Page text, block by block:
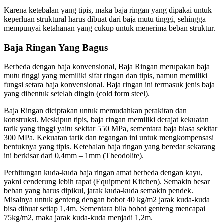
Karena ketebalan yang tipis, maka baja ringan yang dipakai untuk
keperluan struktural harus dibuat dari baja mutu tinggi, sehingga
mempunyai ketahanan yang cukup untuk menerima beban struktur.
Baja Ringan Yang Bagus
Berbeda dengan baja konvensional, Baja Ringan merupakan baja
mutu tinggi yang memiliki sifat ringan dan tipis, namun memiliki
fungsi setara baja konvensional. Baja ringan ini termasuk jenis baja
yang dibentuk setelah dingin (cold form steel).
Baja Ringan diciptakan untuk memudahkan perakitan dan
konstruksi. Meskipun tipis, baja ringan memiliki derajat kekuatan
tarik yang tinggi yaitu sekitar 550 MPa, sementara baja biasa sekitar
300 MPa. Kekuatan tarik dan tegangan ini untuk mengkompensasi
bentuknya yang tipis. Ketebalan baja ringan yang beredar sekarang
ini berkisar dari 0,4mm – 1mm (Theodolite).
Perhitungan kuda-kuda baja ringan amat berbeda dengan kayu,
yakni cenderung lebih rapat (Equipment Kitchen). Semakin besar
beban yang harus dipikul, jarak kuda-kuda semakin pendek.
Misalnya untuk genteng dengan bobot 40 kg/m2 jarak kuda-kuda
bisa dibuat setiap 1,4m. Sementara bila bobot genteng mencapai
75kg/m2, maka jarak kuda-kuda menjadi 1,2m.